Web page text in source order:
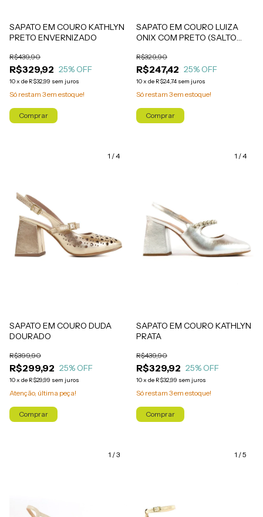
SAPATO EM COURO KATHLYN
PRETO ENVERNIZADO
R$329,92
R$439,90
25% OFF
10x de R$32,99 sem juros
Só restam 3em estoque!
Comprar
SAPATO EM COURO LUIZA
ONIX COM PRETO (SALTO
R$247,42
R$329,90
25% OFF
10x de R$24,74 sem juros
Só restam 3em estoque!
Comprar
1 /4
SAPATO EM COURO DUDA
DOURADO
R$299,92
R$399,90
25% OFF
10x de R$29,99 sem juros
Atenção, última peça!
Comprar
1 /4
SAPATO EM COURO KATHLYN
PRATA
R$329,92
R$439,90
25% OFF
10x de R$32,99 sem juros
Só restam 3em estoque!
Comprar
1 /3 1 /5